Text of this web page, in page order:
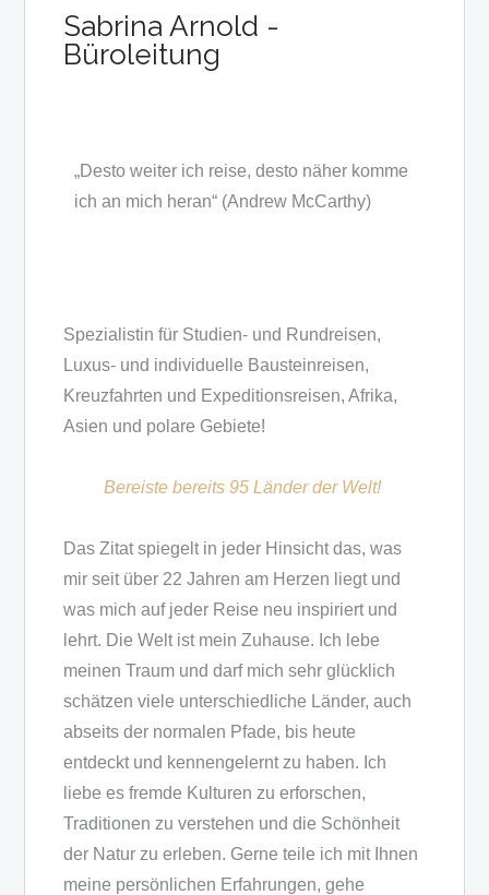
Sabrina Arnold -
Büroleitung
„Desto weiter ich reise, desto näher komme
ich an mich heran“ (Andrew McCarthy)
Spezialistin für Studien- und Rundreisen,
Luxus- und individuelle Bausteinreisen,
Kreuzfahrten und Expeditionsreisen, Afrika,
Asien und polare Gebiete!
Bereiste bereits 95 Länder der Welt!
Das Zitat spiegelt in jeder Hinsicht das, was
mir seit über 22 Jahren am Herzen liegt und
was mich auf jeder Reise neu inspiriert und
lehrt. Die Welt ist mein Zuhause. Ich lebe
meinen Traum und darf mich sehr glücklich
schätzen viele unterschiedliche Länder, auch
abseits der normalen Pfade, bis heute
entdeckt und kennengelernt zu haben. Ich
liebe es fremde Kulturen zu erforschen,
Traditionen zu verstehen und die Schönheit
der Natur zu erleben. Gerne teile ich mit Ihnen
meine persönlichen Erfahrungen, gehe